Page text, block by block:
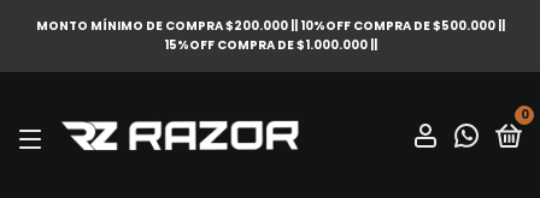
MONTO MÍNIMO DE COMPRA $200.000 || 10%OFF COMPRA DE $500.000 ||
15%OFF COMPRA DE $1.000.000 ||
0